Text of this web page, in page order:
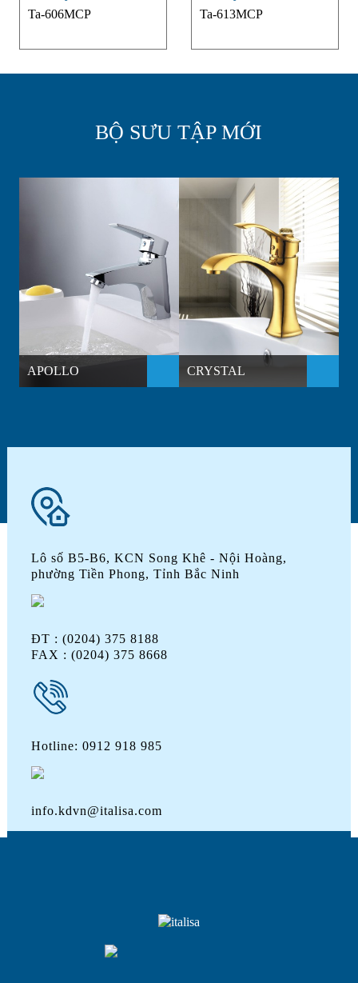
Ta-606MCP
Ta-613MCP
BỘ SƯU TẬP MỚI
APOLLO CRYSTAL
Lô số B5-B6, KCN Song Khê - Nội Hoàng,
phường Tiền Phong, Tỉnh Bắc Ninh
ĐT : (0204) 375 8188
FAX : (0204) 375 8668
Hotline: 0912 918 985
info.kdvn@italisa.com